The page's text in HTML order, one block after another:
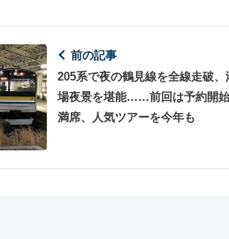
前の記事
205系で夜の鶴見線を全線走破、
場夜景を堪能……前回は予約開
満席、人気ツアーを今年も